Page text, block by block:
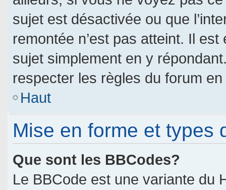
sujet est désactivée ou que
remontée n’est pas atteint. Il
sujet simplement en y
respecter les règles du forum
Haut
Mise en forme et types
Que sont les BBCodes?
Le BBCode est une variante du